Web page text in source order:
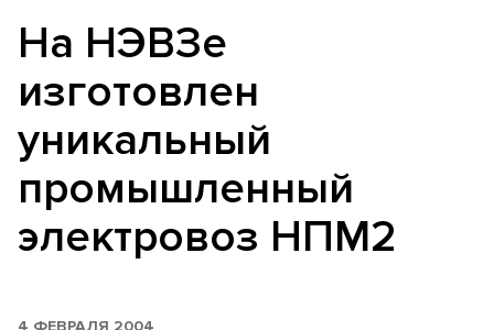
На НЭВЗе
изготовлен
уникальный
промышленный
электровоз НПМ2
4 ФЕВРАЛЯ 2004